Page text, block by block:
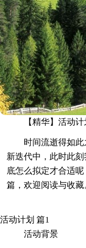
【精华】活动
时间流逝得如
新迭代中，此时此
底怎么拟定才合适
篇，欢迎阅读与收藏
活动计划 篇1
活动背景